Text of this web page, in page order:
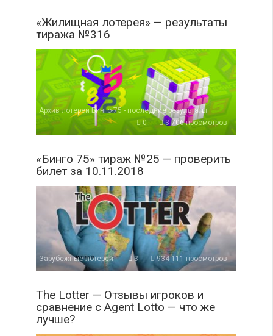
«Жилищная лотерея» — результаты
тиража №316
Архив лотереи Бинго-75 - последние результаты
0
3 706 просмотров
«Бинго 75» тираж №25 — проверить
билет за 10.11.2018
Зарубежные лотереи 3 934 111 просмотров
The Lotter — Отзывы игроков и
сравнение с Agent Lotto — что же
лучше?